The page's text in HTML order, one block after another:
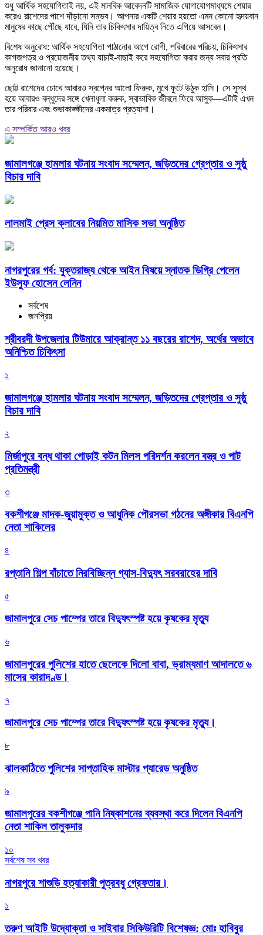
শুধু আর্থিক সহযোগিতাই নয়, এই মানবিক আবেদনটি সামাজিক যোগাযোগমাধ্যমে শেয়ার
করেও রাশেদের পাশে দাঁড়ানো সম্ভব। আপনার একটি শেয়ার হয়তো এমন কোনো হৃদয়বান
মানুষের কাছে পৌঁছে যাবে, যিনি তার চিকিৎসার দায়িত্ব নিতে এগিয়ে আসবেন।
বিশেষ অনুরোধ: আর্থিক সহযোগিতা পাঠানোর আগে রোগী, পরিবারের পরিচয়, চিকিৎসার
কাগজপত্র ও প্রয়োজনীয় তথ্য যাচাই-বাছাই করে সহযোগিতা করার জন্য সবার প্রতি
অনুরোধ জানানো হয়েছে।
ছোট্ট রাশেদের চোখে আবারও স্বপ্নের আলো ফিরুক, মুখে ফুটে উঠুক হাসি। সে সুস্থ
হয়ে আবারও বন্ধুদের সঙ্গে খেলাধুলা করুক, স্বাভাবিক জীবনে ফিরে আসুক—এটাই এখন
তার পরিবার এবং শুভাকাঙ্ক্ষীদের একমাত্র প্রত্যাশা।
এ সম্পর্কিত আরও খবর
জামালগঞ্জে হামলার ঘটনায় সংবাদ সম্মেলন, জড়িতদের গ্রেপ্তার ও সুষ্ঠু
বিচার দাবি
লালমাই প্রেস ক্লাবের নিয়মিত মাসিক সভা অনুষ্ঠিত
নাগরপুরের গর্ব: যুক্তরাজ্য থেকে আইন বিষয়ে স্নাতক ডিগ্রি পেলেন
ইউসুফ হোসেন লেনিন
সর্বশেষ
জনপ্রিয়
শ্রীবরদী উপজেলার টিউমারে আক্রান্ত ১১ বছরের রাশেদ, অর্থের অভাবে
অনিশ্চিত চিকিৎসা
১
জামালগঞ্জে হামলার ঘটনায় সংবাদ সম্মেলন, জড়িতদের গ্রেপ্তার ও সুষ্ঠু
বিচার দাবি
২
মির্জাপুরে বন্ধ থাকা গোড়াই কটন মিলস পরিদর্শন করলেন বস্ত্র ও পাট
প্রতিমন্ত্রী
৩
বকশীগঞ্জে মাদক-জুয়ামুক্ত ও আধুনিক পৌরসভা গঠনের অঙ্গীকার বিএনপি
নেতা শাকিলের
৪
রপ্তানি শিল্প বাঁচাতে নিরবিচ্ছিন্ন গ্যাস-বিদ্যুৎ সরবরাহের দাবি
৫
জামালপুরে সেচ পাম্পের তারে বিদ্যুৎস্পষ্ট হয়ে কৃষকের মৃত্যু
৬
জামালপুরের পুলিশের হাতে ছেলেকে দিলো বাবা, ভ্রাম্যমাণ আদালতে ৬
মাসের কারাদণ্ড।
৭
জামালপুরে সেচ পাম্পের তারে বিদ্যুৎস্পষ্ট হয়ে কৃষকের মৃত্যু।
৮
‎ঝালকাঠিতে পুলিশের সাপ্তাহিক মাস্টার প্যারেড অনুষ্ঠিত
৯
জামালপুরের বকশীগঞ্জে পানি নিষ্কাশনের ব্যবস্থা করে দিলেন বিএনপি
নেতা শাকিল তালুকদার
১০
সর্বশেষ সব খবর
নাগরপুরে শাশুড়ি হত্যাকারী পুত্রবধু গ্রেফতার।
১
তরুণ আইটি উদ্যোক্তা ও সাইবার সিকিউরিটি বিশেষজ্ঞ: মোঃ হাবিবুর